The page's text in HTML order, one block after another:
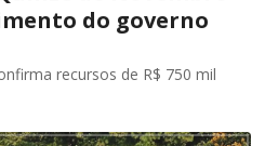
do governo
recursos de R$ 750 mil